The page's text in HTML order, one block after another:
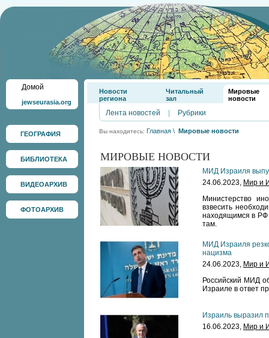
Домой
jewseurasia.org
ГЕОГРАФИЯ
БИБЛИОТЕКА
ВИДЕОАРХИВ
ФОТОАРХИВ
Новости
региона
Читальный
зал
Мировые
новости
Лента новостей Рубрики
Вы находитесь: Главная \ Мировые новости
МИРОВЫЕ НОВОСТИ
МИД Израиля
24.06.2023, Мир и
Министерство
взвесить
находящимся в РФ
там.
МИД Израиля
нацизма
24.06.2023, Мир и
Российский МИД
Израиле в ответ
Израиль выразил
16.06.2023, Мир и